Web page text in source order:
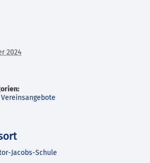
2024
Jacobs-Schule